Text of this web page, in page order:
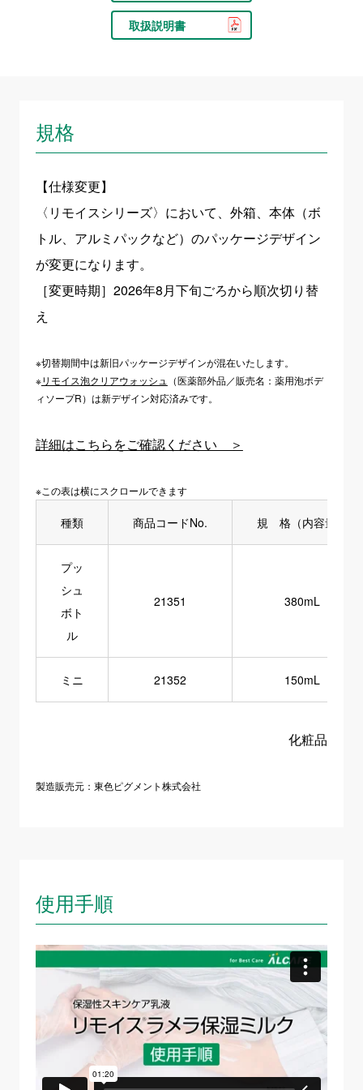
取扱説明書
規格
【仕様変更】
〈リモイスシリーズ〉において、外箱、本体（ボ
トル、アルミパックなど）のパッケージデザイン
が変更になります。
［変更時期］2026年8月下旬ごろから順次切り替
え
※切替期間中は新旧パッケージデザインが混在いたします。
※リモイス泡クリアウォッシュ （医薬部外品／販売名：薬用泡ボデ
ィソープR）は新デザイン対応済みです。
詳細はこちらをご確認ください ＞
※この表は横にスクロールできます
種類 商品コードNo. 規 格（内容量）
プッ
シュ
ボト
ル
21351 380mL
ミニ 21352 150mL
化粧品
製造販売元：東色ピグメント株式会社
使用手順